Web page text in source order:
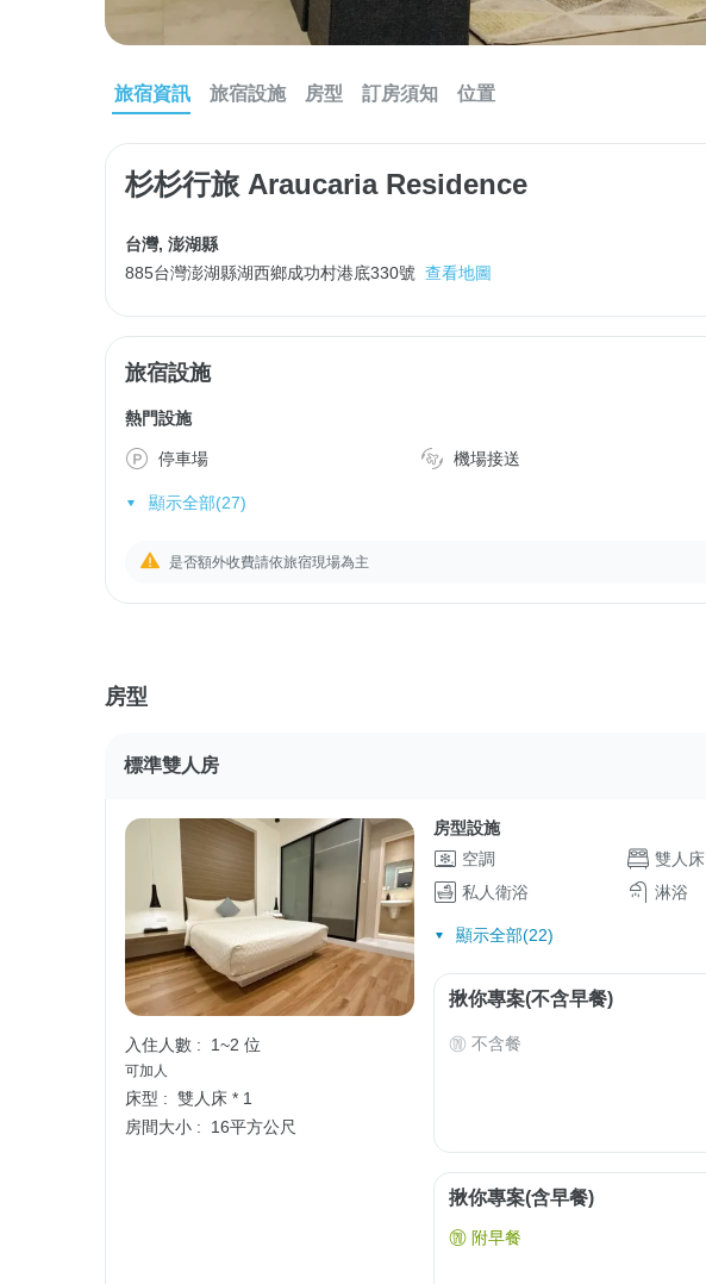
旅宿資訊 旅宿設施 房型 訂房須知 位置
杉杉行旅 Araucaria Residence
台灣, 澎湖縣
885台灣澎湖縣湖西鄉成功村港底330號 查看地圖
旅宿設施
熱門設施
停車場 機場接送
顯示全部(27)
是否額外收費請依旅宿現場為主
房型
標準雙人房
入住人數 : 1~2 位
可加人
床型 : 雙人床 * 1
房間大小 :
16平方公尺
房型設施
空調
雙人床
私人衛浴
淋浴
顯示全部(22)
揪你專案(不含早餐)
不含餐
揪你專案(含早餐)
附早餐